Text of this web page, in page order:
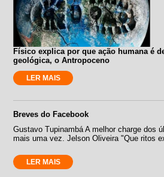
Físico explica por que ação humana é
geológica, o Antropoceno
LER MAIS
Breves do Facebook
Gustavo Tupinambá A melhor charge dos
mais uma vez. Jelson Oliveira "Que ritos
LER MAIS